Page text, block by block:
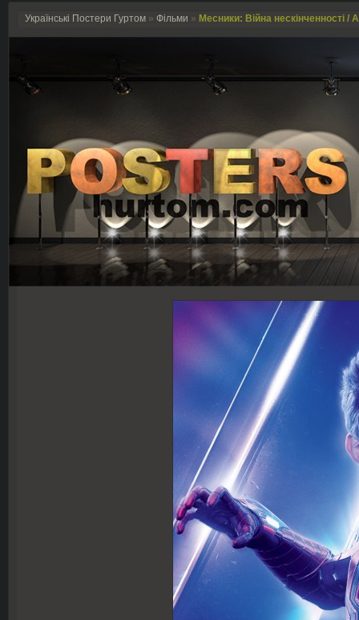
Українські Постери Гуртом » Фільми » Месники: Війна нескінченності